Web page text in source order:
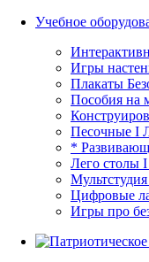
Учебное
Игры
Плакаты
Пособия на
Песочные I
*
Лего столы
Мультстудия
Цифровые
Игры про